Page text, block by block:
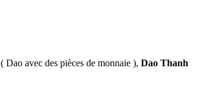
( Dao avec des pièces de monnaie ), Dao Thanh